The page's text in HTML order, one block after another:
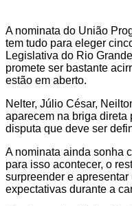
A nominata do União
tem tudo para eleger
Legislativa do Rio
promete ser bastante
estão em aberto.
Nelter, Júlio César,
aparecem na briga direta
disputa que deve ser
A nominata ainda sonha
para isso acontecer, o
surpreender e
expectativas durante a